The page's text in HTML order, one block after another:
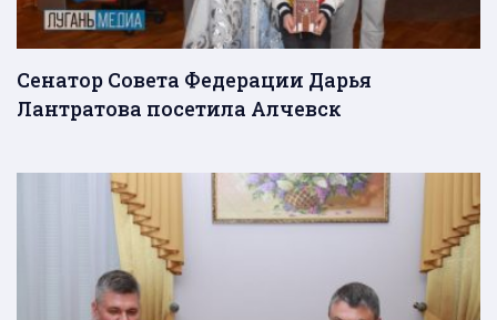
Сенатор Совета Федерации Дарья
Лантратова посетила Алчевск